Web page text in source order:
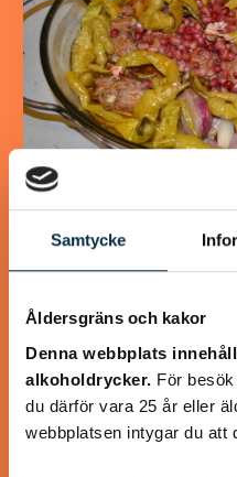
Samtycke
Åldersgräns och kakor
Denna webbplats
alkoholdrycker. För
du därför vara 25 år eller
webbplatsen intygar du att
Turkisk köfte